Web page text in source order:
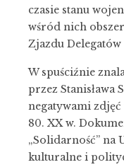
czasie stanu
wśród nich
Zjazdu Delegatów
W spuściźnie
przez Stanisława
negatywami
80. XX w.
„Solidarność” na
kulturalne i